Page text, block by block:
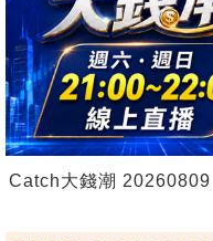
Catch大錢潮 20260809